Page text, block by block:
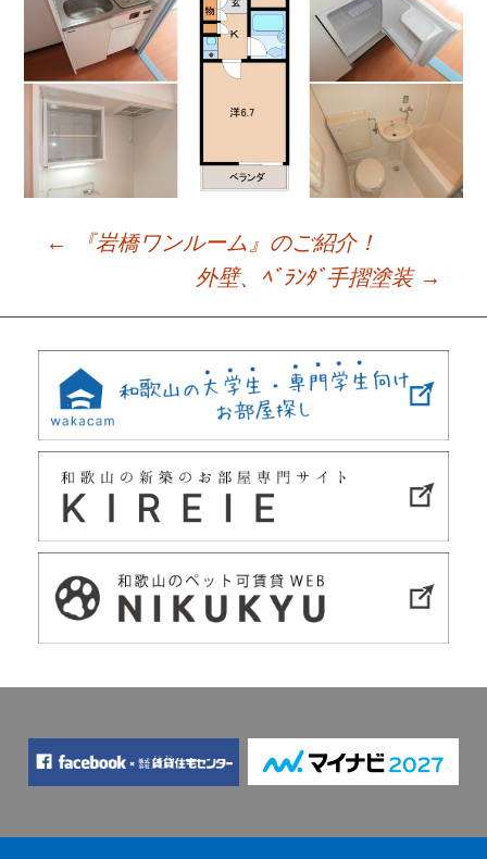
navigation
←
『岩橋ワンルーム』のご紹介！
外壁、ﾍﾞﾗﾝﾀﾞ手摺塗装 →